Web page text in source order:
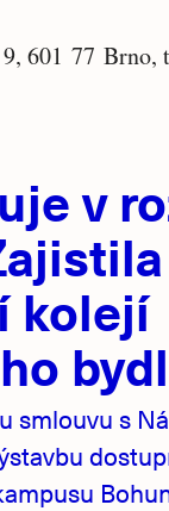
601 77 Brno,
v
kolejí
smlouvu s